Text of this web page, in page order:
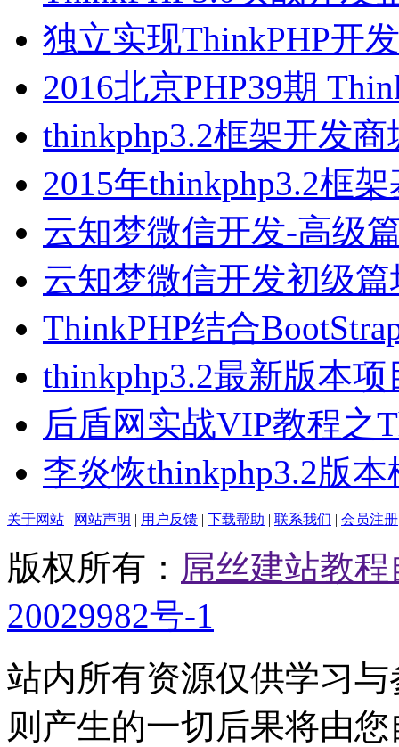
独立实现ThinkPHP开
2016北京PHP39期
thinkphp3.2框架开发商
2015年thinkphp3.2框
云知梦微信开发-高级
云知梦微信开发初级篇
ThinkPHP结合
thinkphp3.2最新版本项
后盾网实战VIP教程之
李炎恢thinkphp3.2版本
关于网站 | 网站声明 | 用户反馈 | 下载帮助 | 联系我们 | 会员注册
版权所有： 屌丝建站教
20029982号-1
站内所有资源仅供学习
则产生的一切后果将由